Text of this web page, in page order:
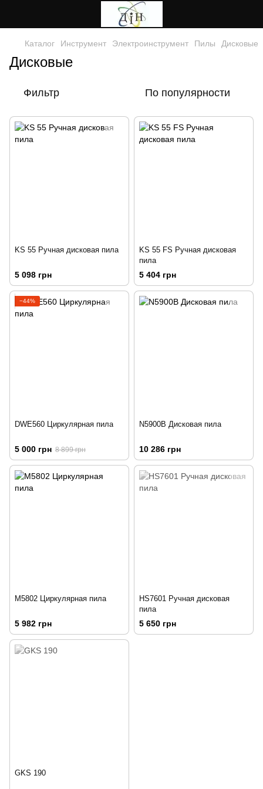
Каталог Инструмент Электроинструмент Пилы Дисковые
Дисковые
Фильтр По популярности
KS 55 Ручная дисковая пила
5 098 грн
KS 55 FS Ручная дисковая
пила
5 404 грн
−44%
DWE560 Циркулярная пила
5 000 грн 8 899 грн
N5900B Дисковая пила
10 286 грн
M5802 Циркулярная пила
5 982 грн
HS7601 Ручная дисковая
пила
5 650 грн
GKS 190